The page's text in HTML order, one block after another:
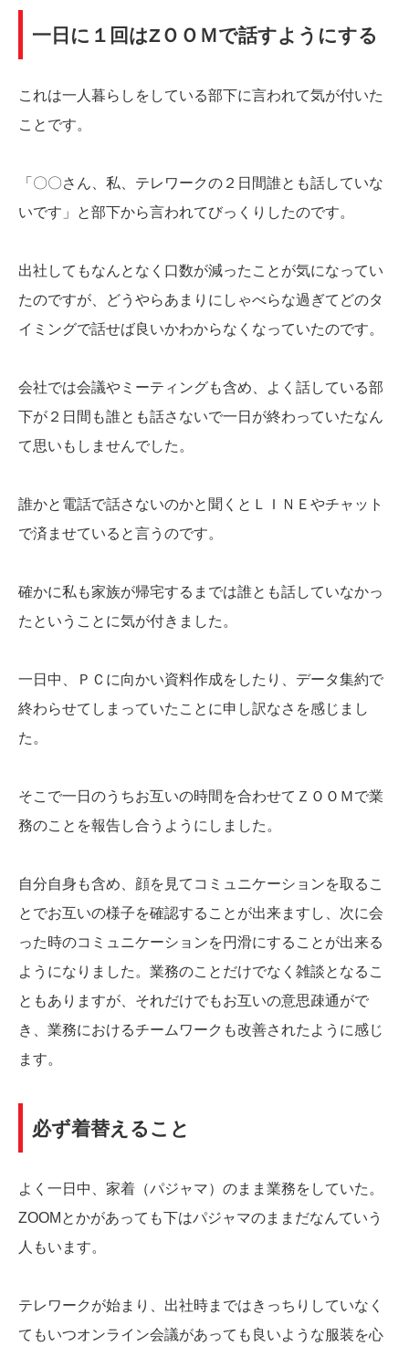
一日に１回はZＯＯＭで話すようにする
これは一人暮らしをしている部下に言われて気が付いた
ことです。
「〇〇さん、私、テレワークの２日間誰とも話していな
いです」と部下から言われてびっくりしたのです。
出社してもなんとなく口数が減ったことが気になってい
たのですが、どうやらあまりにしゃべらな過ぎてどのタ
イミングで話せば良いかわからなくなっていたのです。
会社では会議やミーティングも含め、よく話している部
下が２日間も誰とも話さないで一日が終わっていたなん
て思いもしませんでした。
誰かと電話で話さないのかと聞くとＬＩＮＥやチャット
で済ませていると言うのです。
確かに私も家族が帰宅するまでは誰とも話していなかっ
たということに気が付きました。
一日中、ＰＣに向かい資料作成をしたり、データ集約で
終わらせてしまっていたことに申し訳なさを感じまし
た。
そこで一日のうちお互いの時間を合わせてＺＯＯＭで業
務のことを報告し合うようにしました。
自分自身も含め、顔を見てコミュニケーションを取るこ
とでお互いの様子を確認することが出来ますし、次に会
った時のコミュニケーションを円滑にすることが出来る
ようになりました。業務のことだけでなく雑談となるこ
ともありますが、それだけでもお互いの意思疎通がで
き、業務におけるチームワークも改善されたように感じ
ます。
必ず着替えること
よく一日中、家着（パジャマ）のまま業務をしていた。
ZOOMとかがあっても下はパジャマのままだなんていう
人もいます。
テレワークが始まり、出社時まではきっちりしていなく
てもいつオンライン会議があっても良いような服装を心